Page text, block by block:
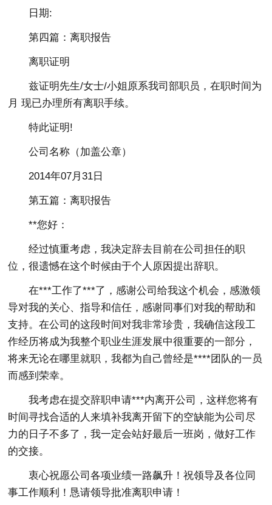
日期:
第四篇：离职报告
离职证明
兹证明先生/女士/小姐原系我司部职员，在职时间为
月 现已办理所有离职手续。
特此证明!
公司名称（加盖公章）
2014年07月31日
第五篇：离职报告
**您好：
经过慎重考虑，我决定辞去目前在公司担任的职
位，很遗憾在这个时候由于个人原因提出辞职。
在***工作了***了，感谢公司给我这个机会，感激领
导对我的关心、指导和信任，感谢同事们对我的帮助和
支持。在公司的这段时间对我非常珍贵，我确信这段工
作经历将成为我整个职业生涯发展中很重要的一部分，
将来无论在哪里就职，我都为自己曾经是****团队的一员
而感到荣幸。
我考虑在提交辞职申请***内离开公司，这样您将有
时间寻找合适的人来填补我离开留下的空缺能为公司尽
力的日子不多了，我一定会站好最后一班岗，做好工作
的交接。
衷心祝愿公司各项业绩一路飙升！祝领导及各位同
事工作顺利！恳请领导批准离职申请！